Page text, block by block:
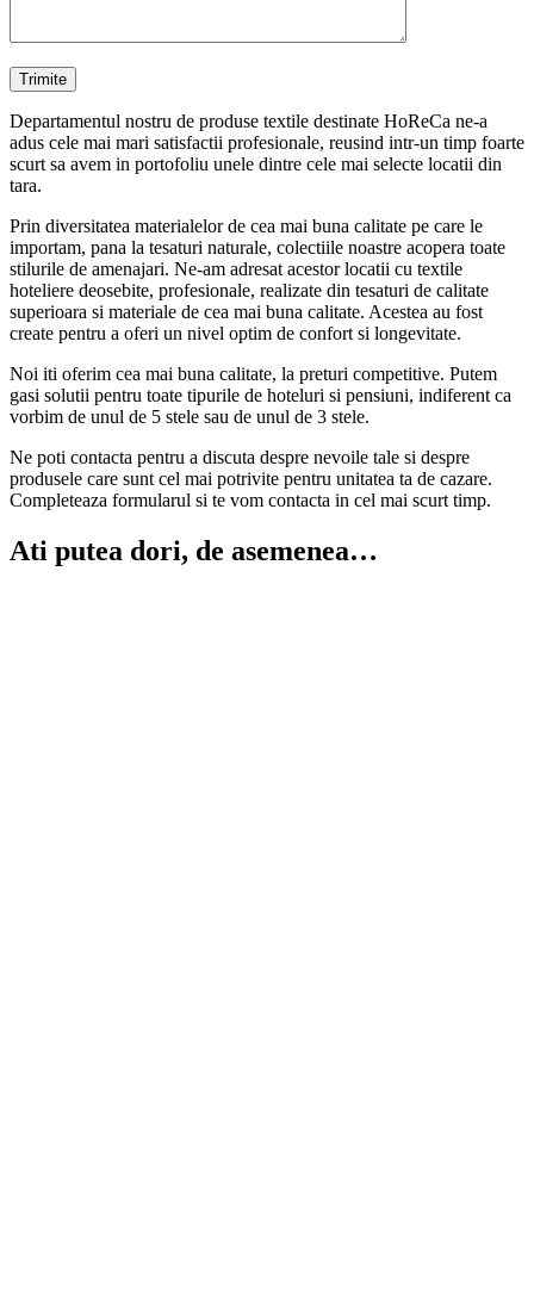
Departamentul nostru de produse textile destinate HoReCa ne-a
adus cele mai mari satisfactii profesionale, reusind intr-un timp foarte
scurt sa avem in portofoliu unele dintre cele mai selecte locatii din
tara.
Prin diversitatea materialelor de cea mai buna calitate pe care le
importam, pana la tesaturi naturale, colectiile noastre acopera toate
stilurile de amenajari. Ne-am adresat acestor locatii cu textile
hoteliere deosebite, profesionale, realizate din tesaturi de calitate
superioara si materiale de cea mai buna calitate. Acestea au fost
create pentru a oferi un nivel optim de confort si longevitate.
Noi iti oferim cea mai buna calitate, la preturi competitive. Putem
gasi solutii pentru toate tipurile de hoteluri si pensiuni, indiferent ca
vorbim de unul de 5 stele sau de unul de 3 stele.
Ne poti contacta pentru a discuta despre nevoile tale si despre
produsele care sunt cel mai potrivite pentru unitatea ta de cazare.
Completeaza formularul si te vom contacta in cel mai scurt timp.
Ati putea dori, de asemenea…